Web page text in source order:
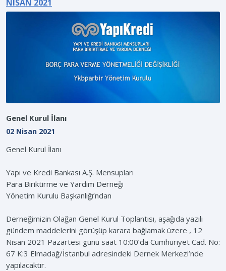
NISAN 2021
Genel Kurul İlanı
02 Nisan 2021
Genel Kurul İlanı
Yapı ve Kredi Bankası A.Ş. Mensupları
Para Biriktirme ve Yardım Derneği
Yönetim Kurulu Başkanlığı’ndan
Derneğimizin Olağan Genel Kurul Toplantısı, aşağıda yazılı
gündem maddelerini görüşüp karara bağlamak üzere , 12
Nisan 2021 Pazartesi günü saat 10:00’da Cumhuriyet Cad. No:
67 K:3 Elmadağ/İstanbul adresindeki Dernek Merkezi’nde
yapılacaktır.